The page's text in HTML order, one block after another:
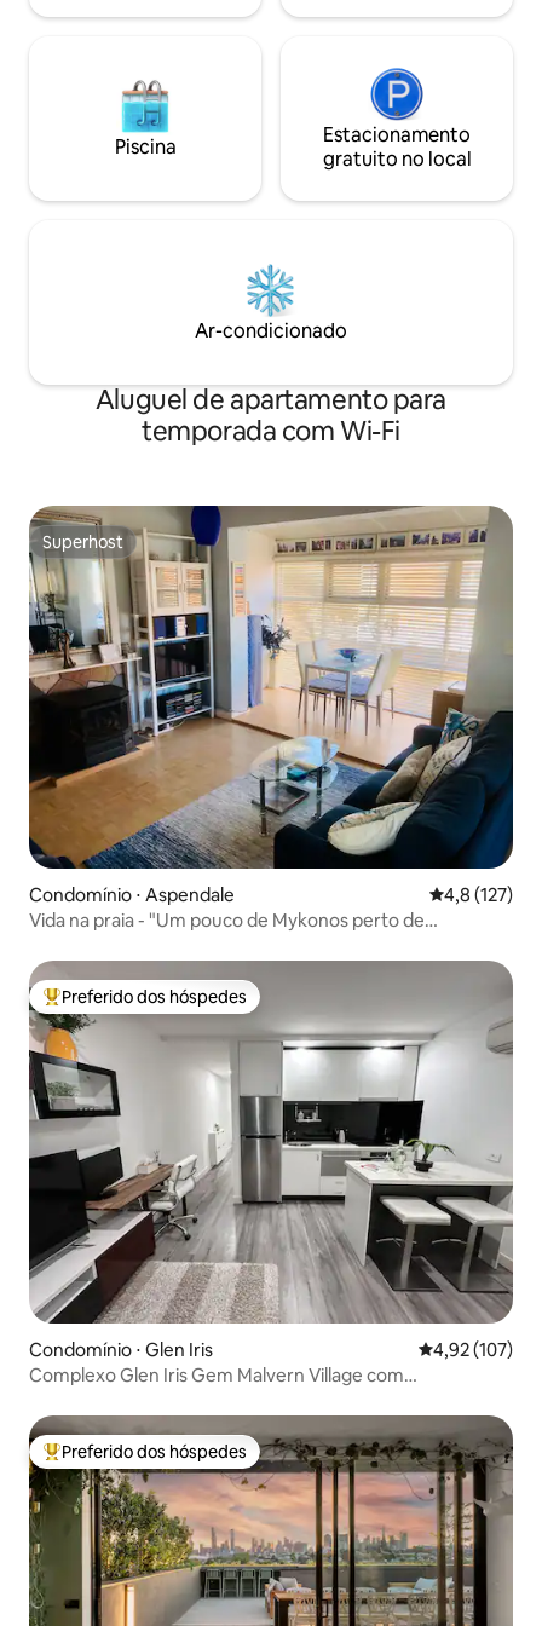
Piscina
Estacionamento
gratuito no local
Ar-condicionado
Aluguel de apartamento para
temporada com Wi-Fi
Superhost
Superhost
Condomínio ⋅ Aspendale 4,8 de uma
4,8 (127)
Vida na praia - "Um pouco de Mykonos perto de
Entre os melhores preferidos dos hóspedes
Preferido dos hóspedes
Condomínio ⋅ Glen Iris 4,92 de uma
4,92 (107)
Complexo Glen Iris Gem Malvern Village com
Entre os melhores preferidos dos hóspedes
Preferido dos hóspedes